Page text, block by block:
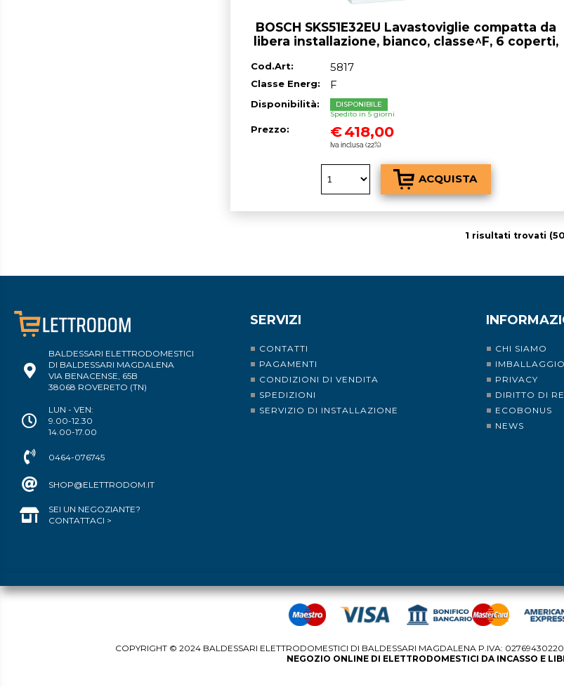
BOSCH SKS51E32EU Lavastoviglie compatta da
libera installazione, bianco, classe^F, 6 coperti,
Cod.Art: 5817
Classe Energ: F
Disponibilità:
DISPONIBILE
Spedito in 5 giorni
Prezzo: €418,00
Iva inclusa (22%)
1 risultati trovati
BALDESSARI ELETTRODOMESTICI
DI BALDESSARI MAGDALENA
VIA BENACENSE, 65B
38068 ROVERETO (TN)
LUN - VEN:
9.00-12.30
14.00-17.00
0464-076745
SHOP@ELETTRODOM.IT
SEI UN NEGOZIANTE?
CONTATTACI >
SERVIZI
CONTATTI
PAGAMENTI
CONDIZIONI DI VENDITA
SPEDIZIONI
SERVIZIO DI INSTALLAZIONE
CHI SIAMO
IMBALLAGGIO
PRIVACY
DIRITTO DI
ECOBONUS
NEWS
COPYRIGHT © 2024 BALDESSARI ELETTRODOMESTICI DI BALDESSARI MAGDALENA P.IVA:
NEGOZIO ONLINE DI ELETTRODOMESTICI DA INCASSO E